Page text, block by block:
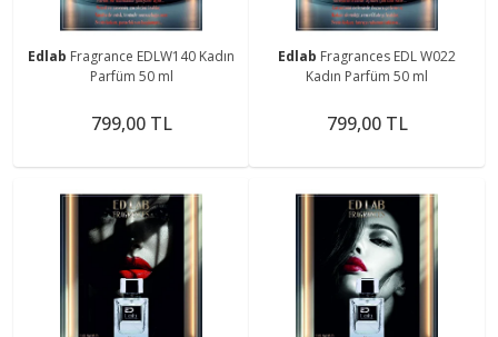
Edlab Fragrance EDLW140 Kadın
Parfüm 50 ml
799,00 TL
Edlab Fragrances EDL W022
Kadın Parfüm 50 ml
799,00 TL